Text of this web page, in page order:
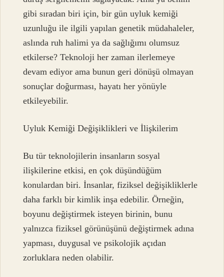
gibi sıradan biri için, bir gün uyluk kemiği
uzunluğu ile ilgili yapılan genetik müdahaleler,
aslında ruh halimi ya da sağlığımı olumsuz
etkilerse? Teknoloji her zaman ilerlemeye
devam ediyor ama bunun geri dönüşü olmayan
sonuçlar doğurması, hayatı her yönüyle
etkileyebilir.
Uyluk Kemiği Değişiklikleri ve İlişkilerim
Bu tür teknolojilerin insanların sosyal
ilişkilerine etkisi, en çok düşündüğüm
konulardan biri. İnsanlar, fiziksel değişikliklerle
daha farklı bir kimlik inşa edebilir. Örneğin,
boyunu değiştirmek isteyen birinin, bunu
yalnızca fiziksel görünüşünü değiştirmek adına
yapması, duygusal ve psikolojik açıdan
zorluklara neden olabilir.